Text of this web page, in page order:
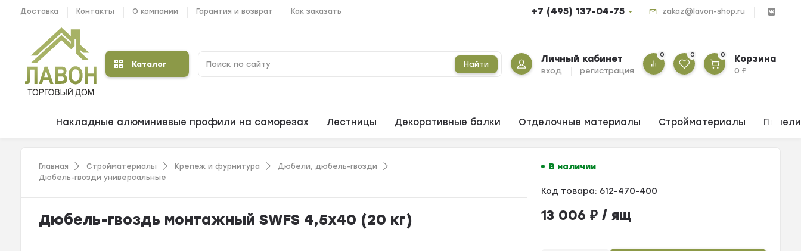
Доставка Контакты О компании Гарантия и возврат Как заказать +7 (495) 137-04-75 zakaz@lavon-shop.ru
Каталог Найти Личный кабинет
вход регистрация
0 0 0 Корзина
0₽
Накладные алюминиевые профили на саморезах Лестницы Декоративные балки Отделочные материалы Стройматериалы
Главная Стройматериалы Крепеж и фурнитура
Дюбели, дюбель-гвозди
Дюбель-гвозди универсальные
Дюбель-гвоздь монтажный SWFS 4,5х40 (20 кг)
В наличии
Код товара: 612-470-400
13 006 ₽/ ящ